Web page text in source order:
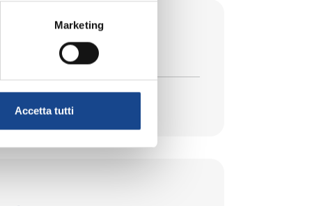
Marketing
Accetta tutti
legge 74/2025